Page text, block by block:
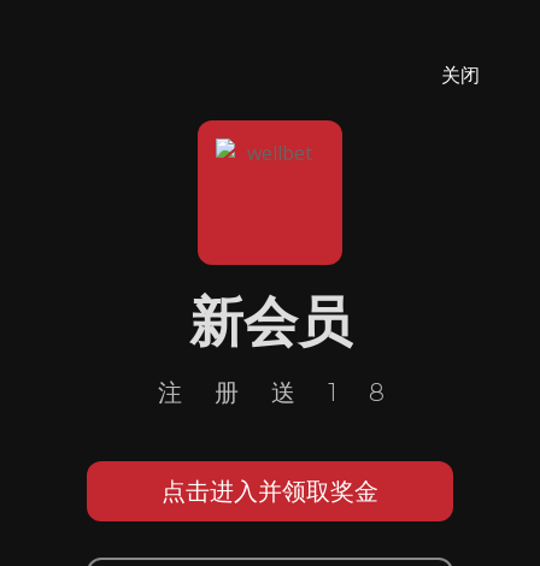
关闭
新会员
注册送18
点击进入并领取奖金